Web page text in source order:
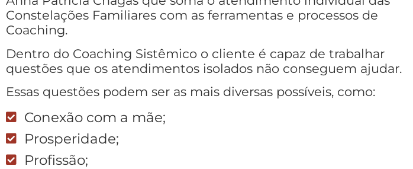
Constelações Familiares com as ferramentas e processos de
Coaching.
Dentro do Coaching Sistêmico o cliente é capaz de trabalhar
questões que os atendimentos isolados não conseguem ajudar.
Essas questões podem ser as mais diversas possíveis, como:
Conexão com a mãe;
Prosperidade;
Profissão;